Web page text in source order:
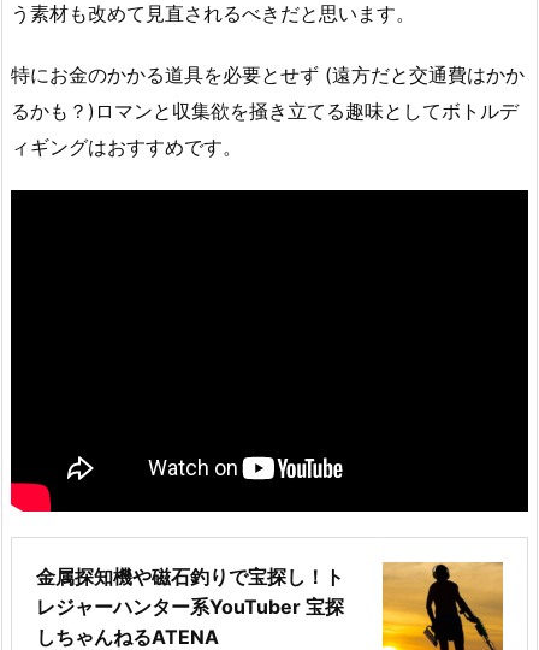
う素材も改めて見直されるべきだと思います。
特にお金のかかる道具を必要とせず (遠方だと交通費はかか
るかも？)ロマンと収集欲を掻き立てる趣味としてボトルデ
ィギングはおすすめです。
金属探知機や磁石釣りで宝探し！ト
レジャーハンター系YouTuber 宝探
しちゃんねるATENA